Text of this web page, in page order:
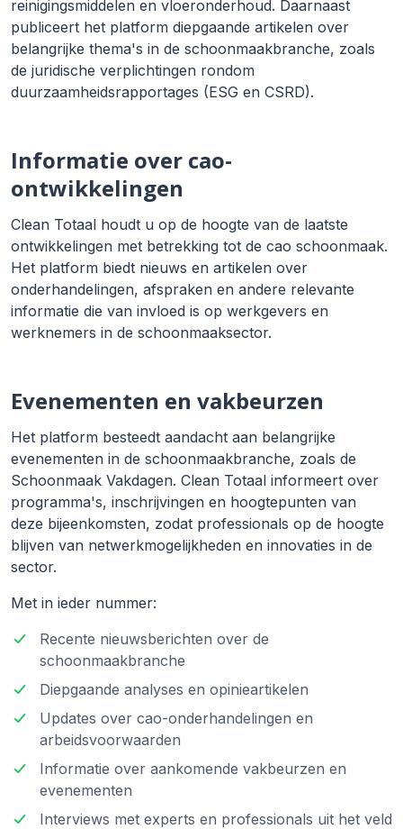
reinigingsmiddelen en vloeronderhoud. Daarnaast
publiceert het platform diepgaande artikelen over
belangrijke thema's in de schoonmaakbranche, zoals
de juridische verplichtingen rondom
duurzaamheidsrapportages (ESG en CSRD).
Informatie over cao-
ontwikkelingen
Clean Totaal houdt u op de hoogte van de laatste
ontwikkelingen met betrekking tot de cao schoonmaak.
Het platform biedt nieuws en artikelen over
onderhandelingen, afspraken en andere relevante
informatie die van invloed is op werkgevers en
werknemers in de schoonmaaksector.
Evenementen en vakbeurzen
Het platform besteedt aandacht aan belangrijke
evenementen in de schoonmaakbranche, zoals de
Schoonmaak Vakdagen. Clean Totaal informeert over
programma's, inschrijvingen en hoogtepunten van
deze bijeenkomsten, zodat professionals op de hoogte
blijven van netwerkmogelijkheden en innovaties in de
sector.
Met in ieder nummer:
Recente nieuwsberichten over de
schoonmaakbranche
Diepgaande analyses en opinieartikelen
Updates over cao-onderhandelingen en
arbeidsvoorwaarden
Informatie over aankomende vakbeurzen en
evenementen
Interviews met experts en professionals uit het veld